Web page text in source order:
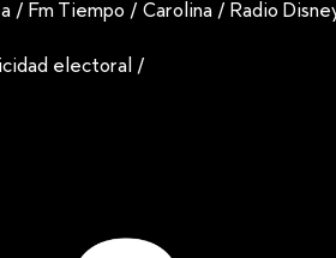
/Fm Tiempo /Carolina /Radio
electoral /